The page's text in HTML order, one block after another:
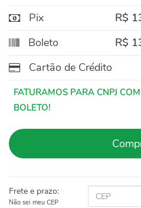
Pix R$
Boleto
R$
Cartão de Crédito
Frete e prazo:
Não sei meu CEP